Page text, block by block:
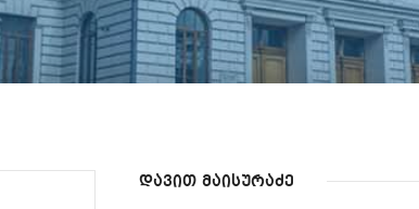
დავით მაისურაძე